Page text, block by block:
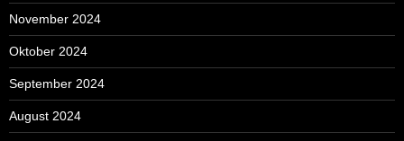
November 2024
Oktober 2024
September 2024
August 2024